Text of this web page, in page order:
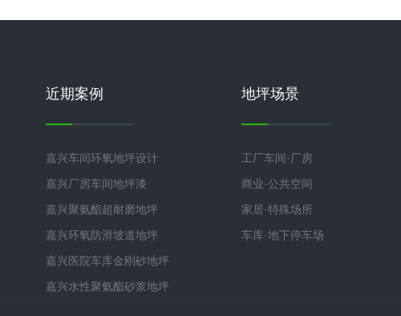
近期案例
嘉兴车间环氧地坪设计
嘉兴厂房车间地坪漆
嘉兴聚氨酯超耐磨地坪
嘉兴环氧防滑坡道地坪
嘉兴医院车库金刚砂地坪
嘉兴水性聚氨酯砂浆地坪
地坪场景
工厂车间·厂房
商业·公共空间
家居·特殊场所
车库·地下停车场